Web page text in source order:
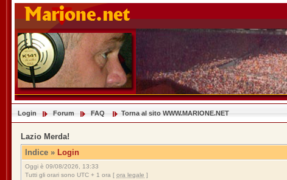
Login Forum FAQ Torna al sito WWW.MARIONE.NET
Lazio Merda!
Indice » Login
Oggi è 09/08/2026, 13:33
Tutti gli orari sono UTC + 1 ora [ ora legale ]